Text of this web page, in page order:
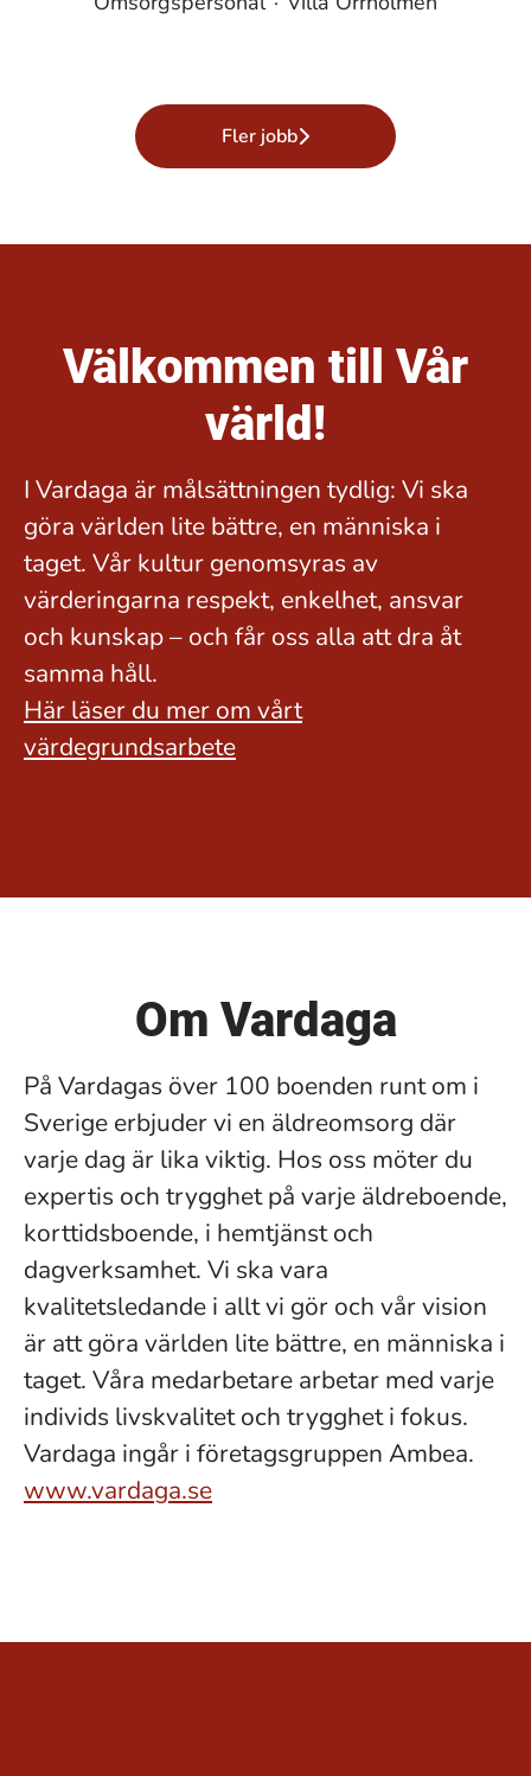
Fler jobb
Välkommen till Vår
värld!
I Vardaga är målsättningen tydlig: Vi ska
göra världen lite bättre, en människa i
taget. Vår kultur genomsyras av
värderingarna respekt, enkelhet, ansvar
och kunskap – och får oss alla att dra åt
samma håll.
Här läser du mer om vårt
värdegrundsarbete
Om Vardaga
På Vardagas över 100 boenden runt om i
Sverige erbjuder vi en äldreomsorg där
varje dag är lika viktig. Hos oss möter du
expertis och trygghet på varje äldreboende,
korttidsboende, i hemtjänst och
dagverksamhet. Vi ska vara
kvalitetsledande i allt vi gör och vår vision
är att göra världen lite bättre, en människa i
taget. Våra medarbetare arbetar med varje
individs livskvalitet och trygghet i fokus.
Vardaga ingår i företagsgruppen Ambea.
www.vardaga.se